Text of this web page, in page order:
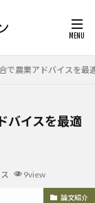
で農業アドバイスを最
バイスを最適
9view
論文紹介